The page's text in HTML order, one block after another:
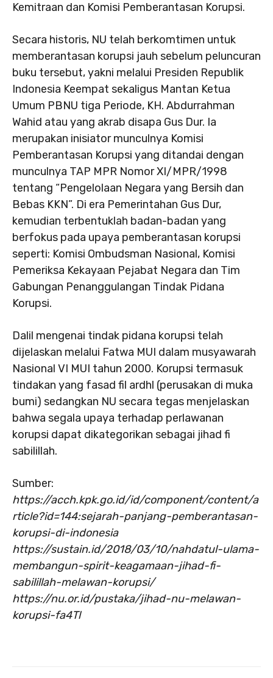
Kemitraan dan Komisi Pemberantasan Korupsi.
Secara historis, NU telah berkomtimen untuk
memberantasan korupsi jauh sebelum peluncuran
buku tersebut, yakni melalui Presiden Republik
Indonesia Keempat sekaligus Mantan Ketua
Umum PBNU tiga Periode, KH. Abdurrahman
Wahid atau yang akrab disapa Gus Dur. Ia
merupakan inisiator munculnya Komisi
Pemberantasan Korupsi yang ditandai dengan
munculnya TAP MPR Nomor XI/MPR/1998
tentang “Pengelolaan Negara yang Bersih dan
Bebas KKN”. Di era Pemerintahan Gus Dur,
kemudian terbentuklah badan-badan yang
berfokus pada upaya pemberantasan korupsi
seperti: Komisi Ombudsman Nasional, Komisi
Pemeriksa Kekayaan Pejabat Negara dan Tim
Gabungan Penanggulangan Tindak Pidana
Korupsi.
Dalil mengenai tindak pidana korupsi telah
dijelaskan melalui Fatwa MUI dalam musyawarah
Nasional VI MUI tahun 2000. Korupsi termasuk
tindakan yang fasad fil ardhl (perusakan di muka
bumi) sedangkan NU secara tegas menjelaskan
bahwa segala upaya terhadap perlawanan
korupsi dapat dikategorikan sebagai jihad fi
sabilillah.
Sumber:
https://acch.kpk.go.id/id/component/content/a
rticle?id=144:sejarah-panjang-pemberantasan-
korupsi-di-indonesia
https://sustain.id/2018/03/10/nahdatul-ulama-
membangun-spirit-keagamaan-jihad-fi-
sabilillah-melawan-korupsi/
https://nu.or.id/pustaka/jihad-nu-melawan-
korupsi-fa4Tl